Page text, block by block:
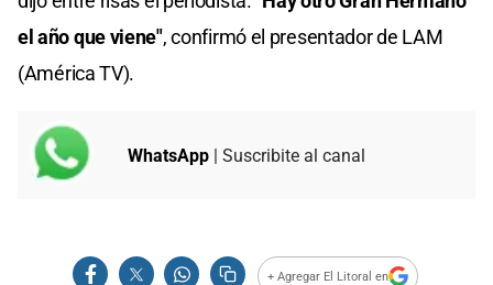
el año que viene", confirmó el presentador de LAM
(América TV).
WhatsApp | Suscribite al canal
+ Agregar El Litoral en